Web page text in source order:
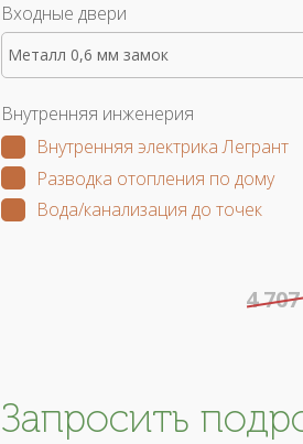
Входные двери
Металл 0,6 мм замок
Внутренняя инженерия
Внутренняя электрика Легрант
Разводка отопления по дому
Вода/канализация до точек
4
Запросить